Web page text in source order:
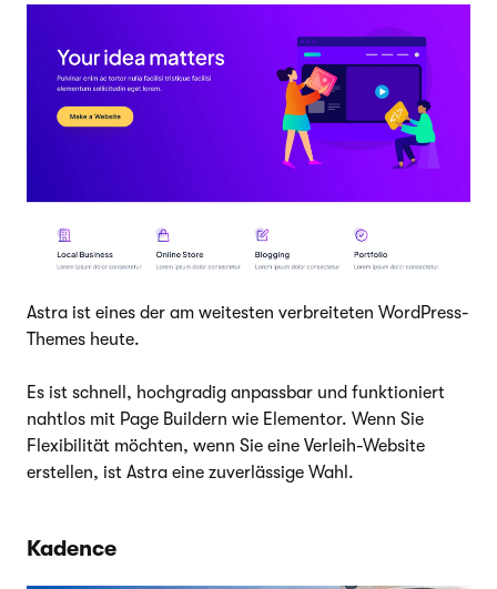
Astra ist eines der am weitesten verbreiteten WordPress-
Themes heute.
Es ist schnell, hochgradig anpassbar und funktioniert
nahtlos mit Page Buildern wie Elementor. Wenn Sie
Flexibilität möchten, wenn Sie eine Verleih-Website
erstellen, ist Astra eine zuverlässige Wahl.
Kadence